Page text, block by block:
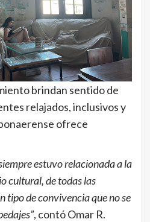
brindan sentido de
relajados, inclusivos y
ofrece
estuvo relacionada a la
cultural, de todas las
tipo de convivencia que no se
, contó Omar R.